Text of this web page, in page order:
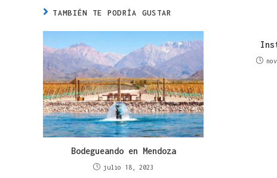
TAMBIÉN TE PODRÍA GUSTAR
Bodegueando en Mendoza
julio 18, 2023